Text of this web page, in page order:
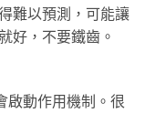
難以預測，可能讓
好，不要鐵齒。
啟動作用機制。很